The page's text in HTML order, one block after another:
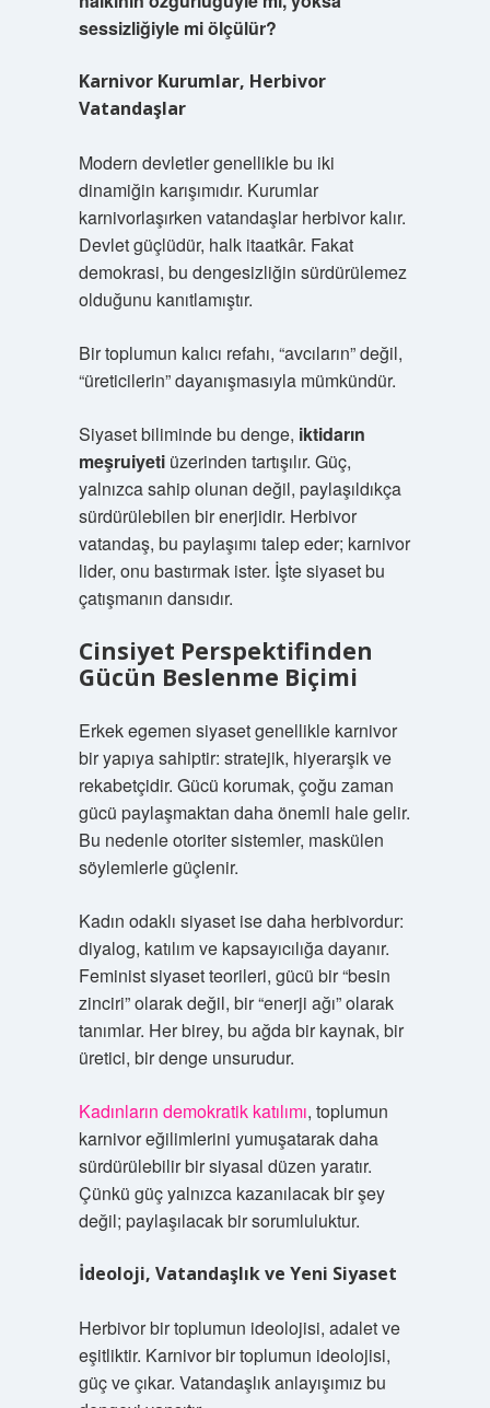
sessizliğiyle mi ölçülür?
Karnivor Kurumlar, Herbivor
Vatandaşlar
Modern devletler genellikle bu iki
dinamiğin karışımıdır. Kurumlar
karnivorlaşırken vatandaşlar herbivor kalır.
Devlet güçlüdür, halk itaatkâr. Fakat
demokrasi, bu dengesizliğin sürdürülemez
olduğunu kanıtlamıştır.
Bir toplumun kalıcı refahı, “avcıların” değil,
“üreticilerin” dayanışmasıyla mümkündür.
Siyaset biliminde bu denge, iktidarın
meşruiyetiüzerinden tartışılır. Güç,
yalnızca sahip olunan değil, paylaşıldıkça
sürdürülebilen bir enerjidir. Herbivor
vatandaş, bu paylaşımı talep eder; karnivor
lider, onu bastırmak ister. İşte siyaset bu
çatışmanın dansıdır.
Cinsiyet Perspektifinden
Gücün Beslenme Biçimi
Erkek egemen siyaset genellikle karnivor
bir yapıya sahiptir: stratejik, hiyerarşik ve
rekabetçidir. Gücü korumak, çoğu zaman
gücü paylaşmaktan daha önemli hale gelir.
Bu nedenle otoriter sistemler, maskülen
söylemlerle güçlenir.
Kadın odaklı siyaset ise daha herbivordur:
diyalog, katılım ve kapsayıcılığa dayanır.
Feminist siyaset teorileri, gücü bir “besin
zinciri” olarak değil, bir “enerji ağı” olarak
tanımlar. Her birey, bu ağda bir kaynak, bir
üretici, bir denge unsurudur.
Kadınların demokratik katılımı, toplumun
karnivor eğilimlerini yumuşatarak daha
sürdürülebilir bir siyasal düzen yaratır.
Çünkü güç yalnızca kazanılacak bir şey
değil; paylaşılacak bir sorumluluktur.
İdeoloji, Vatandaşlık ve Yeni Siyaset
Herbivor bir toplumun ideolojisi, adalet ve
eşitliktir. Karnivor bir toplumun ideolojisi,
güç ve çıkar. Vatandaşlık anlayışımız bu